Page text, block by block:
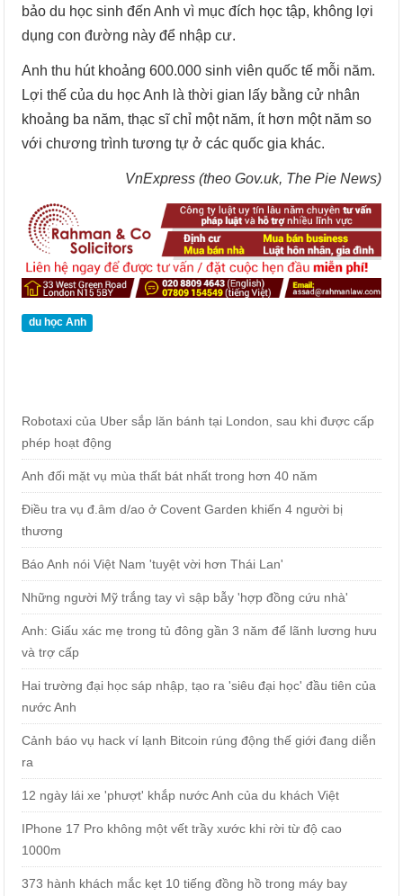
bảo du học sinh đến Anh vì mục đích học tập, không lợi
dụng con đường này để nhập cư.
Anh thu hút khoảng 600.000 sinh viên quốc tế mỗi năm.
Lợi thế của du học Anh là thời gian lấy bằng cử nhân
khoảng ba năm, thạc sĩ chỉ một năm, ít hơn một năm so
với chương trình tương tự ở các quốc gia khác.
VnExpress (theo Gov.uk, The Pie News)
du học Anh
Robotaxi của Uber sắp lăn bánh tại London, sau khi được cấp
phép hoạt động
Anh đối mặt vụ mùa thất bát nhất trong hơn 40 năm
Điều tra vụ đ.âm d/ao ở Covent Garden khiến 4 người bị
thương
Báo Anh nói Việt Nam 'tuyệt vời hơn Thái Lan'
Những người Mỹ trắng tay vì sập bẫy 'hợp đồng cứu nhà'
Anh: Giấu xác mẹ trong tủ đông gần 3 năm để lãnh lương hưu
và trợ cấp
Hai trường đại học sáp nhập, tạo ra 'siêu đại học' đầu tiên của
nước Anh
Cảnh báo vụ hack ví lạnh Bitcoin rúng động thế giới đang diễn
ra
12 ngày lái xe 'phượt' khắp nước Anh của du khách Việt
IPhone 17 Pro không một vết trầy xước khi rời từ độ cao
1000m
373 hành khách mắc kẹt 10 tiếng đồng hồ trong máy bay